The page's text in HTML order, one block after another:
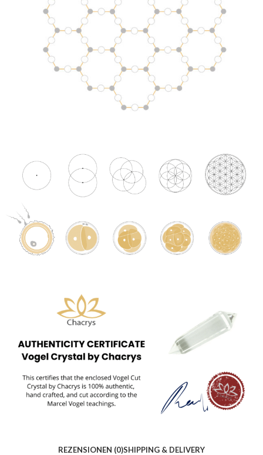
REZENSIONEN (0)SHIPPING & DELIVERY